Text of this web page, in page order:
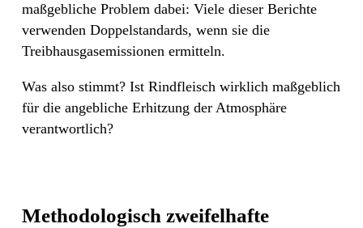
maßgebliche Problem dabei: Viele dieser Berichte
verwenden Doppelstandards, wenn sie die
Treibhausgasemissionen ermitteln.
Was also stimmt? Ist Rindfleisch wirklich maßgeblich
für die angebliche Erhitzung der Atmosphäre
verantwortlich?
Methodologisch zweifelhafte